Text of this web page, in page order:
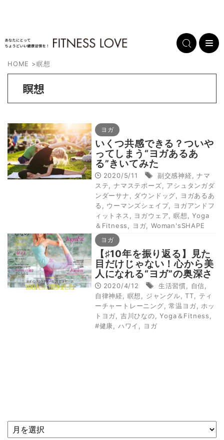
HOME >瞑想
瞑想
ヨガ
いくつ共感できる？ついや
ってしまう“ヨガあるあ
る”きいてみた
2020/5/11 副交感神経 ,ナマ
ステ
ナマステポーズ
アシュタンガダ
ンダーサナ
ダウンドッグ
ヨガあるあ
る
ウーマンズシェイプ,
ヨガアンドフ
ィットネス
ヨガウェア 瞑想 ,Yoga
＆Fitness
ヨガ Woman'sSHAPE
ヨガ
【♯10年を振り返る】見た
目だけじゃない！心から美
人になれる“ヨガ”の奥深さ
（Yoga＆Fitness
vol.01）
2020/4/12 生活習慣 自信
自律神経
瞑想 ジャングル ,TT
ティ
ーチャートレーニング ,常温ヨガ
ホッ
トヨガ
吉川ひなの ,Yoga＆Fitness
#健康
ハワイ ヨガ